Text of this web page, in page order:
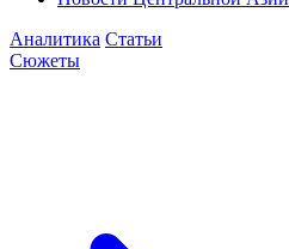
Аналитика Статьи
Сюжеты